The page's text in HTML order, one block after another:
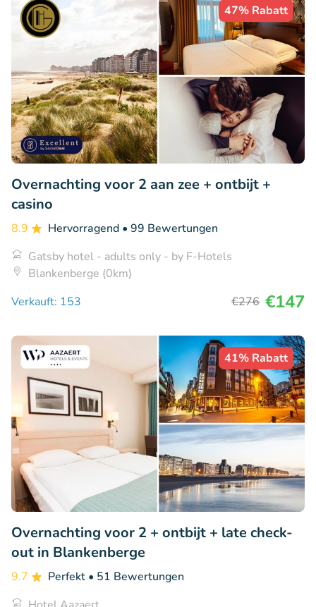
47% Rabatt
Overnachting voor 2 aan zee + ontbijt +
casino
8.9 Hervorragend • 99 Bewertungen
Gatsby hotel - adults only - by F-Hotels
Blankenberge (0km)
Verkauft: 153
€276 €147
41% Rabatt
Overnachting voor 2 + ontbijt + late check-
out in Blankenberge
9.7 Perfekt • 51 Bewertungen